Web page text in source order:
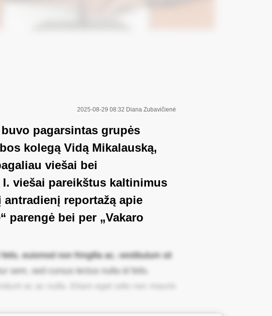
2025-08-29 08:32 Diana Zubavičienė
pagarsintas grupės
kolegą Vidą Mikalauską,
viešai bei
viešai pareikštus kaltinimus
reportažą apie
parengė bei per „Vakaro
euismod non fringilla ac, vestibulum sit
sem, sed cursus lectus nulla id felis.